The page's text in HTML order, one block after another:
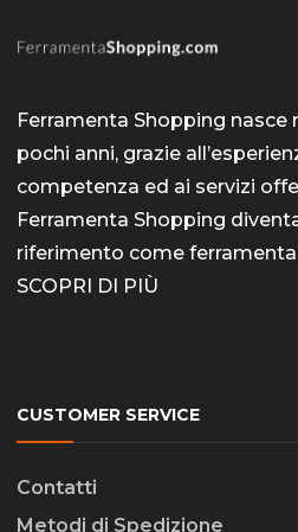
Ferramenta Shopping nasce
pochi anni, grazie
competenza ed ai servizi
Ferramenta Shopping
riferimento come
SCOPRI DI PIÙ
CUSTOMER SERVICE
Contatti
Metodi di Spedizione